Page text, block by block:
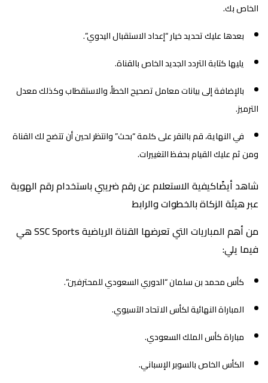
الخاص بك.
بعدها عليك تحديد خيار “إعداد الاستقبال اليدوي”.
يليها كتابة التردد الجديد الخاص بالقناة.
بالإضافة إلى بيانات معامل تصحيح الخطأ، والاستقطاب وكذلك معدل
الترميز.
في النهاية، قم بالنقر على كلمة “بحث” وانتظر لحين أن تتضح لك القناة
ومن ثم عليك القيام بحفظ التغييرات.
شاهد أيضًاكيفية الاستعلام عن رقم ضريبي باستخدام رقم الهوية
عبر هيئة الزكاة بالخطوات والرابط
من أهم المباريات التي تعرضها القناة الرياضية SSC Sports هي
فيما يلي:
كأس محمد بن سلمان “الدوري السعودي للمحترفين”.
المباراة النهائية لكأس الاتحاد الآسيوي.
مباراة كأس الملك السعودي.
الكأس الخاص بالسوبر الإسباني.